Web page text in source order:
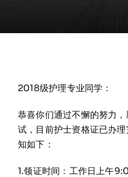
2018级护理专业同学：
恭喜你们通过不懈的努力
试，目前护士资格证已办
知如下：
1.领证时间：工作日上午